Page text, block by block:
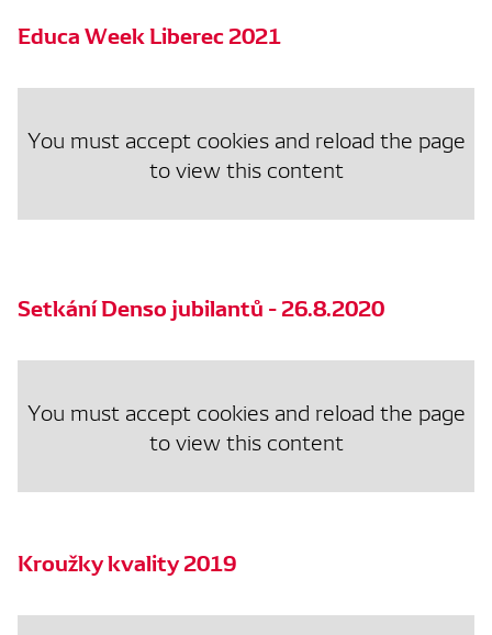
Educa Week Liberec 2021
You must accept cookies and reload the page
to view this content
Setkání Denso jubilantů - 26.8.2020
You must accept cookies and reload the page
to view this content
Kroužky kvality 2019